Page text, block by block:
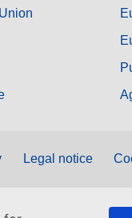
Legal notice